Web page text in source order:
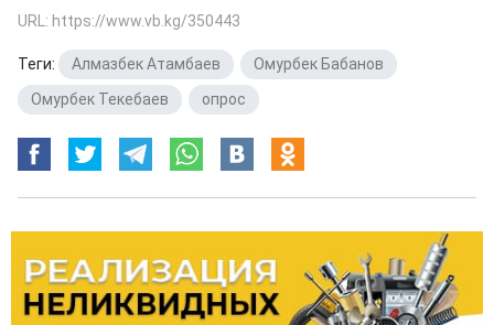
URL: https://www.vb.kg/350443
Теги: Алмазбек Атамбаев Омурбек Бабанов
Омурбек Текебаев
опрос